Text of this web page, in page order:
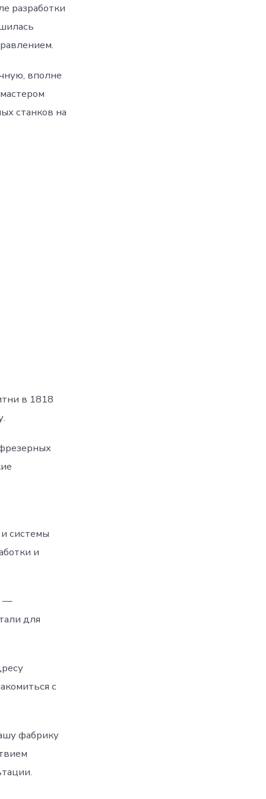
разработки
вполне
станков на
в 1818
системы
и
—
для
с
фабрику